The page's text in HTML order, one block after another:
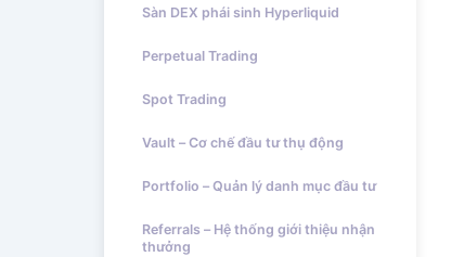
Sàn DEX phái sinh Hyperliquid
Perpetual Trading
Spot Trading
Vault – Cơ chế đầu tư thụ động
Portfolio – Quản lý danh mục đầu tư
Referrals – Hệ thống giới thiệu nhận
thưởng